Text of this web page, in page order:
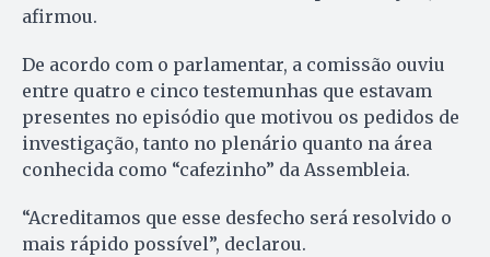
afirmou.
De acordo com o parlamentar, a comissão ouviu
entre quatro e cinco testemunhas que estavam
presentes no episódio que motivou os pedidos de
investigação, tanto no plenário quanto na área
conhecida como “cafezinho” da Assembleia.
“Acreditamos que esse desfecho será resolvido o
mais rápido possível”, declarou.